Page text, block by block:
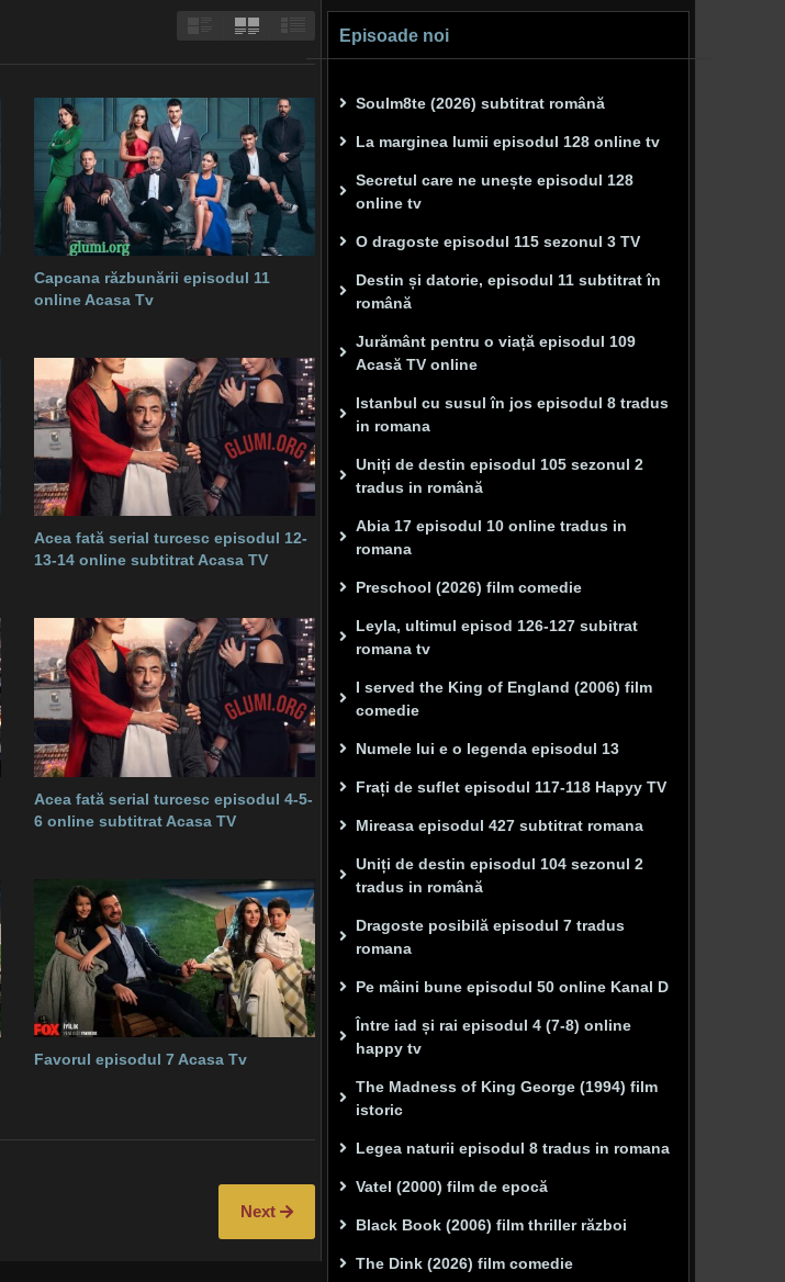
Capcana răzbunării episodul 11
online Acasa Tv
Acea fată serial turcesc episodul 12-
13-14 online subtitrat Acasa TV
Acea fată serial turcesc episodul 4-5-
6 online subtitrat Acasa TV
Favorul episodul 7 Acasa Tv
Next
Episoade noi
Soulm8te (2026) subtitrat română
La marginea lumii episodul 128 online tv
Secretul care ne unește episodul 128
online tv
O dragoste episodul 115 sezonul 3 TV
Destin și datorie, episodul 11 subtitrat în
română
Jurământ pentru o viață episodul 109
Acasă TV online
Istanbul cu susul în jos episodul 8 tradus
in romana
Uniți de destin episodul 105 sezonul 2
tradus in română
Abia 17 episodul 10 online tradus in
romana
Preschool (2026) film comedie
Leyla, ultimul episod 126-127 subitrat
romana tv
I served the King of England (2006) film
comedie
Numele lui e o legenda episodul 13
Frați de suflet episodul 117-118 Hapyy TV
Mireasa episodul 427 subtitrat romana
Uniți de destin episodul 104 sezonul 2
tradus in română
Dragoste posibilă episodul 7 tradus
romana
Pe mâini bune episodul 50 online Kanal D
Între iad și rai episodul 4 (7-8) online
happy tv
The Madness of King George (1994) film
istoric
Legea naturii episodul 8 tradus in romana
Vatel (2000) film de epocă
Black Book (2006) film thriller război
The Dink (2026) film comedie